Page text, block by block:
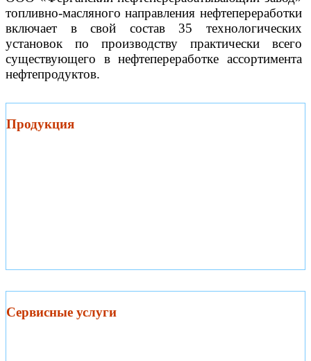
топливно-масляного направления нефтепереработки
включает в свой состав 35 технологических
установок по производству практически всего
существующего в нефтепереработке ассортимента
нефтепродуктов.
Продукция
Сервисные услуги